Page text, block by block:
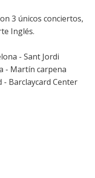
3 únicos conciertos,
Inglés.
- Sant Jordi
- Martín carpena
- Barclaycard Center